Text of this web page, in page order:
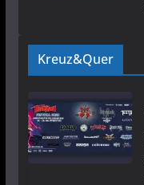
Kreuz&Quer